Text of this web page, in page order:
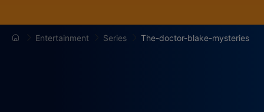
Entertainment Series The-doctor-blake-mysteries